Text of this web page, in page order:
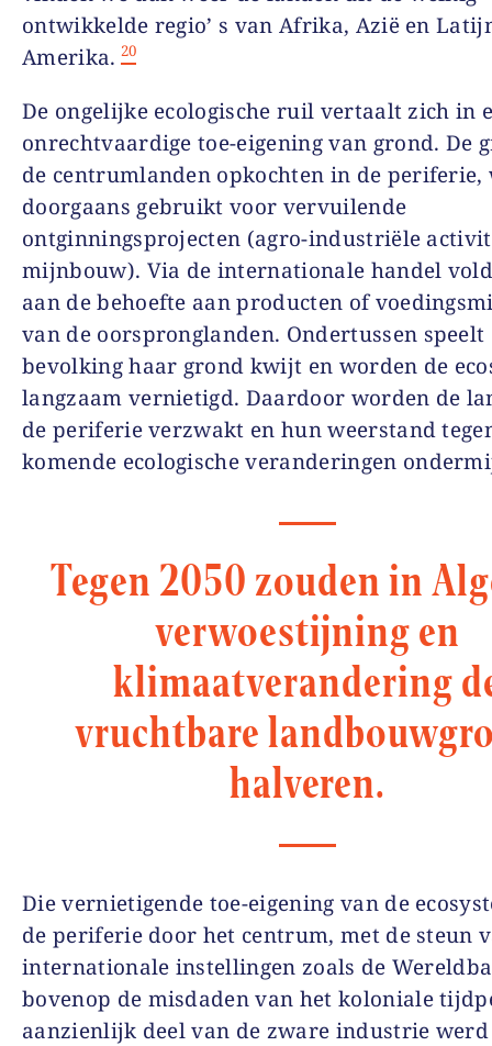
ontwikkelde regio’ s van Afrika, Azië en
Amerika. 20
De ongelijke ecologische ruil vertaalt zich in
onrechtvaardige toe-eigening van grond. De
de centrumlanden opkochten in de
doorgaans gebruikt voor vervuilende
ontginningsprojecten (agro-industriële
mijnbouw). Via de internationale handel
aan de behoefte aan producten of
van de oorspronglanden. Ondertussen speelt
bevolking haar grond kwijt en worden de
langzaam vernietigd. Daardoor worden de
de periferie verzwakt en hun weerstand
komende ecologische veranderingen
Tegen 2050 zouden in
verwoestijning en
klimaatverandering
vruchtbare
halveren.
Die vernietigende toe-eigening van de
de periferie door het centrum, met de steun
internationale instellingen zoals de
bovenop de misdaden van het koloniale
aanzienlijk deel van de zware industrie werd